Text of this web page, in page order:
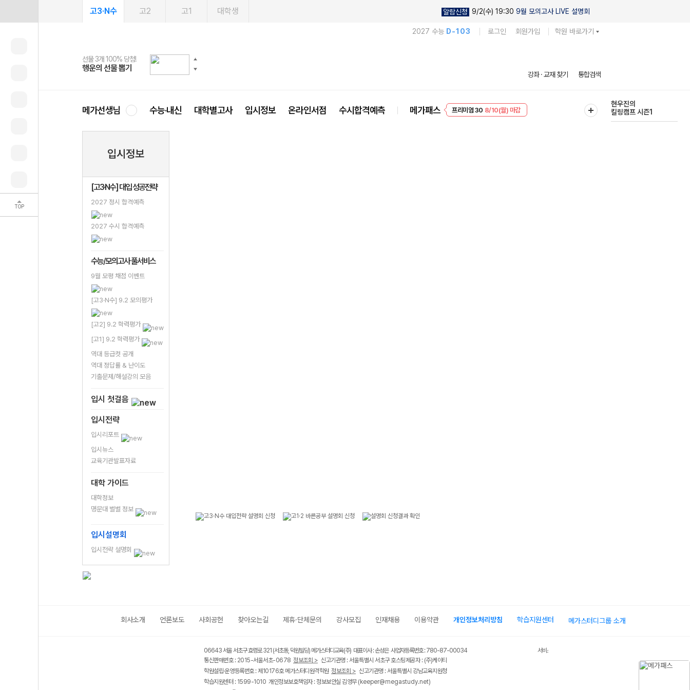
TOP
고3·N수 고2 고1 대학생 알람신청 9/2(수) 19:30 9월 모의고사 LIVE 설명회
2027 수능 D-103 로그인 회원가입 학원 바로가기
선물 3개 100% 당첨!
행운의 선물 뽑기
선물 100% 증정!
메가스터디 X 올리브
여름방학 스터디 캐시백
메가런 썸머스쿨
2027 러셀 단과
강사 공개선발
스마트러닝앱
설문 EVENT
메가패스
3일 무료 체험권
메가패스 수강생 무료혜택!
메가클럽 멤버십
사회공헌 캠페인
희망이룸 메가나눔
강좌 · 교재 찾기 통합검색
메가선생님 수능·내신 대학별고사 입시정보 온라인서점 수시합격예측 메가패스
프리미엄 30 8/10(월) 마감
현우진의
킬링캠프 시즌1
입시정보
[고3·N수] 대입 성공전략
2027 정시 합격예측
2027 수시 합격예측
수능/모의고사 풀서비스
9월 모평 채점 이벤트
[고3·N수] 9.2 모의평가
[고2] 9.2 학력평가
[고1] 9.2 학력평가
역대 등급컷 공개
역대 정답률 & 난이도
기출문제/해설강의 모음
입시 첫걸음
입시전략
입시리포트
입시뉴스
교육기관발표자료
대학 가이드
대학정보
명문대 별별 정보
입시설명회
입시전략 설명회
회사소개 언론보도 사회공헌 찾아오는길 제휴·단체문의 강사모집 인재채용 이용약관 개인정보처리방침 학습지원센터 메가스터디그룹 소개
06643 서울 서초구 효령로 321 (서초동, 덕원빌딩) 메가스터디교육(주) 대표이사 : 손성은 사업자등록번호 : 780-87-00034
통신판매번호 : 2015-서울서초-0678 정보조회 > 신고기관명 : 서울특별시 서초구 호스팅제공자 : (주)케이티
학원설립·운영등록번호 : 제10176호 메가스터디원격학원 정보조회 > 신고기관명 : 서울특별시 강남교육지원청
학습지원센터 : 1599-1010 개인정보보호책임자 : 정보보안실 김영무(keeper@megastudy.net)
서비스 가입사실 확인